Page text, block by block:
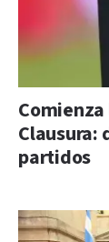
Clausura:
partidos